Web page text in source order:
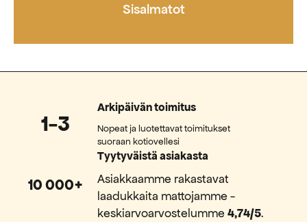
Sisalmatot
1-3
Arkipäivän toimitus
Nopeat ja luotettavat toimitukset
suoraan kotiovellesi
10 000+
Tyytyväistä asiakasta
Asiakkaamme rakastavat
laadukkaita mattojamme -
keskiarvoarvostelumme4,74/5.